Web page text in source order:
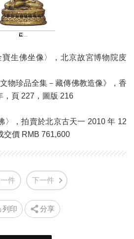
生佛坐像〉，北京故宮博物院庋
物珍品全集－藏傳佛教造像》，香
，頁 227，圖版 216
〉，拍賣於北京古天一 2010 年 12
交價 RMB 761,600
一件 下一件
列印 分享